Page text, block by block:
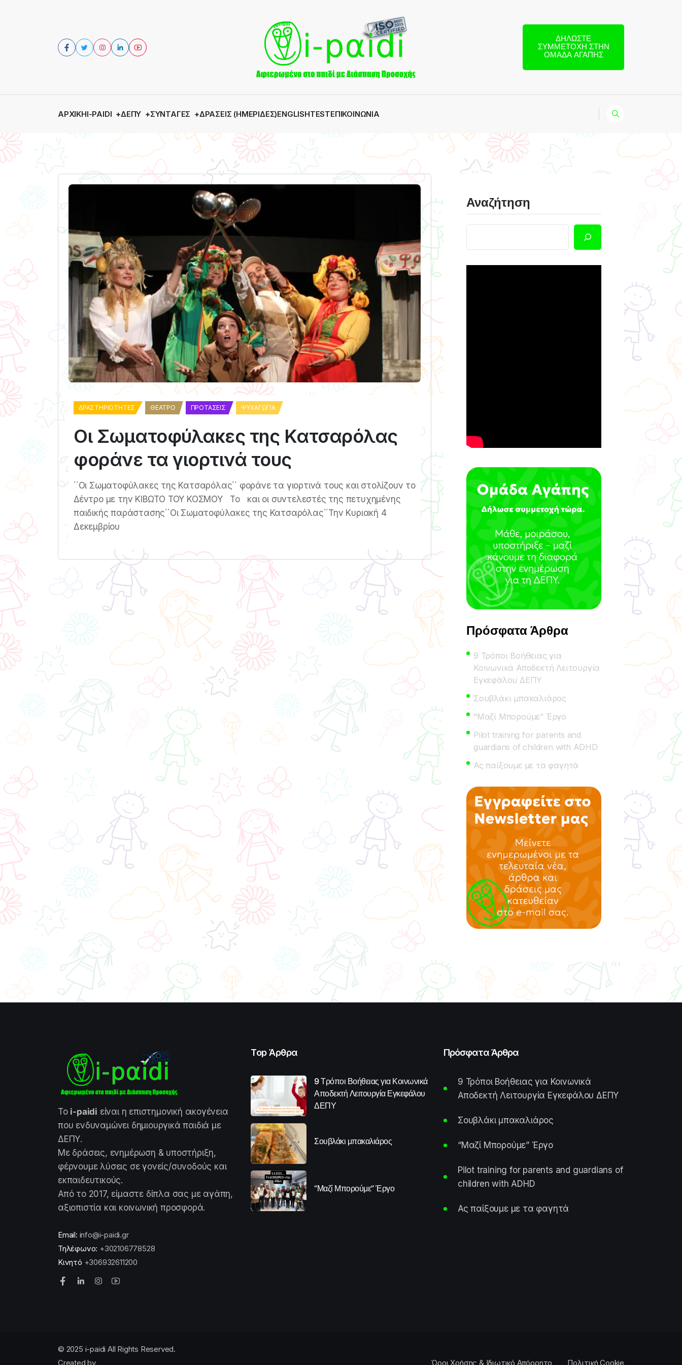
ΔΗΛΏΣΤΕ
ΣΥΜΜΕΤΟΧΉ ΣΤΗΝ
ΟΜΆΔΑ ΑΓΆΠΗΣ
ΑΡΧΙΚΉI-PAIDI ΔΕΠΥ ΣΥΝΤΑΓΈΣ ΔΡΆΣΕΙΣ (ΗΜΕΡΊΔΕΣ)ENGLISHTESTΕΠΙΚΟΙΝΩΝΊΑ
ΔΡΑΣΤΗΡΙΌΤΗΤΕΣ ΘΈΑΤΡΟ ΠΡΟΤΆΣΕΙΣ ΨΥΧΑΓΩΓΊΑ
Οι Σωματοφύλακες της Κατσαρόλας
φοράνε τα γιορτινά τους
΄΄Οι Σωματοφύλακες της Κατσαρόλας΄΄ φοράνε τα γιορτινά τους και στολίζουν το
Δέντρο με την ΚΙΒΩΤΟ ΤΟΥ ΚΟΣΜΟΥ Το και οι συντελεστές της πετυχημένης
παιδικής παράστασης΄΄Οι Σωματοφύλακες της Κατσαρόλας΄΄Την Κυριακή 4
Δεκεμβρίου
Αναζήτηση
Πρόσφατα Άρθρα
9 Τρόποι Βοήθειας για
Κοινωνικά Αποδεκτή Λειτουργία
Εγκεφάλου ΔΕΠΥ
Σουβλάκι μπακαλιάρος
“Μαζί Μπορούμε” Έργο
Pilot training for parents and
guardians of children with ADHD
Ας παίξουμε με τα φαγητά
Το i-paidi είναι η επιστημονική οικογένεια
που ενδυναμώνει δημιουργικά παιδιά με
ΔΕΠΥ.
Με δράσεις, ενημέρωση & υποστήριξη,
φέρνουμε λύσεις σε γονείς/συνοδούς και
εκπαιδευτικούς.
Από το 2017, είμαστε δίπλα σας με αγάπη,
αξιοπιστία και κοινωνική προσφορά.
Email: info@i-paidi.gr
Τηλέφωνο: +302106778528
Κινητό +306932611200
Top Άρθρα
9 Τρόποι Βοήθειας για Κοινωνικά
Αποδεκτή Λειτουργία Εγκεφάλου
ΔΕΠΥ
Σουβλάκι μπακαλιάρος
“Μαζί Μπορούμε” Έργο
Πρόσφατα Άρθρα
9 Τρόποι Βοήθειας για Κοινωνικά
Αποδεκτή Λειτουργία Εγκεφάλου ΔΕΠΥ
Σουβλάκι μπακαλιάρος
“Μαζί Μπορούμε” Έργο
Pilot training for parents and guardians of
children with ADHD
Ας παίξουμε με τα φαγητά
© 2025 i-paidi All Rights Reserved.
Created by
Όροι Χρήσης & Ιδιωτικό Απόρρητο Πολιτική Cookie